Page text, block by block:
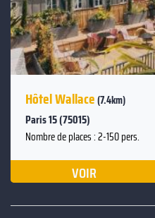
Hôtel Wallace(7.4km)
Paris 15 (75015)
Nombre de places : 2-150 pers.
VOIR